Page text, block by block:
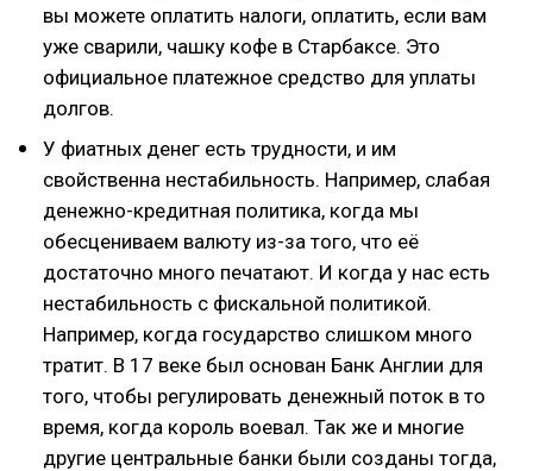
вы можете оплатить налоги, оплатить, если вам
уже сварили, чашку кофе в Старбаксе. Это
официальное платежное средство для уплаты
долгов.
У фиатных денег есть трудности, и им
свойственна нестабильность. Например, слабая
денежно-кредитная политика, когда мы
обесцениваем валюту из-за того, что её
достаточно много печатают. И когда у нас есть
нестабильность с фискальной политикой.
Например, когда государство слишком много
тратит. В 17 веке был основан Банк Англии для
того, чтобы регулировать денежный поток в то
время, когда король воевал. Так же и многие
другие центральные банки были созданы тогда,